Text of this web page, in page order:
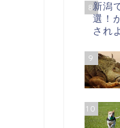
8新潟
選！
され
9
10